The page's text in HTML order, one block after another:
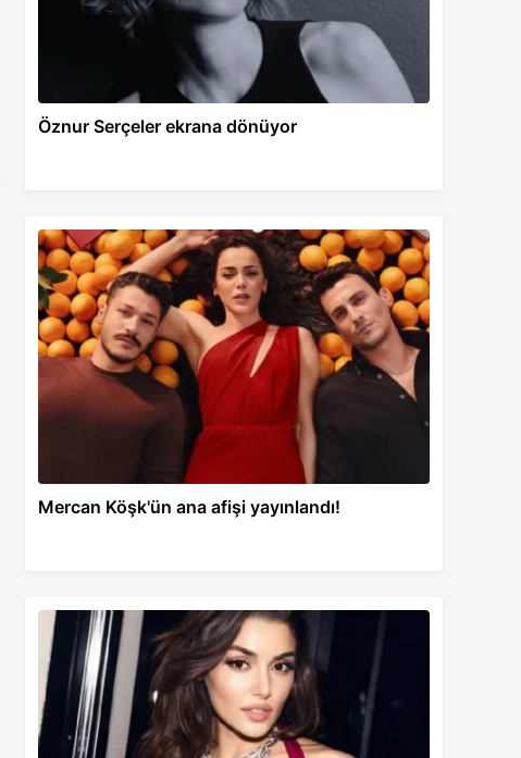
Öznur Serçeler ekrana dönüyor
Mercan Köşk'ün ana afişi yayınlandı!